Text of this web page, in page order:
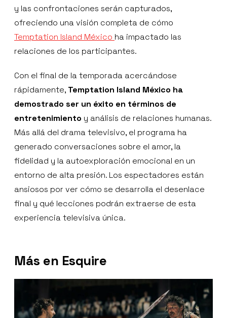
y las confrontaciones serán capturados,
ofreciendo una visión completa de cómo
Temptation Island México ha impactado las
relaciones de los participantes.
Con el final de la temporada acercándose
rápidamente, Temptation Island México ha
demostrado ser un éxito en términos de
entretenimiento y análisis de relaciones humanas.
Más allá del drama televisivo, el programa ha
generado conversaciones sobre el amor, la
fidelidad y la autoexploración emocional en un
entorno de alta presión. Los espectadores están
ansiosos por ver cómo se desarrolla el desenlace
final y qué lecciones podrán extraerse de esta
experiencia televisiva única.
Más en Esquire